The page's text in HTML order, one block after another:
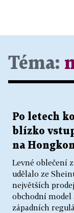
Téma:
Po letech
blízko
na
Levné oblečení
udělalo ze
největších
obchodní
západních